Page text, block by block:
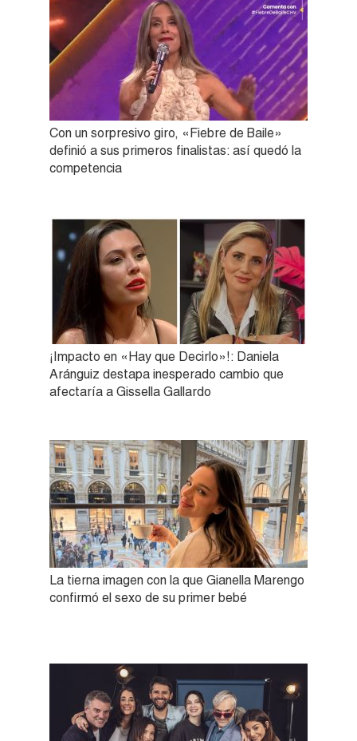
Con un sorpresivo giro, «Fiebre de Baile»
definió a sus primeros finalistas: así quedó la
competencia
¡Impacto en «Hay que Decirlo»!: Daniela
Aránguiz destapa inesperado cambio que
afectaría a Gissella Gallardo
La tierna imagen con la que Gianella Marengo
confirmó el sexo de su primer bebé